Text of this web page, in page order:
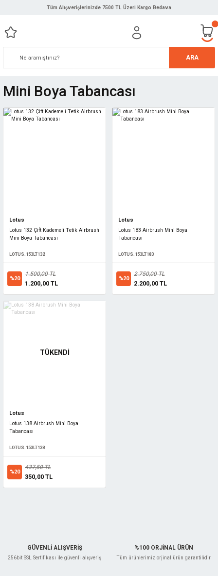
Tüm Alışverişlerinizde 7500 TL Üzeri Kargo Bedava
ARA
Mini Boya Tabancası
Lotus
Lotus 132 Çift Kademeli Tetik Airbrush
Mini Boya Tabancası
LOTUS.153LT132
%20
1.500,00 TL
1.200,00 TL
Lotus
Lotus 183 Airbrush Mini Boya
Tabancası
LOTUS.153LT183
%20
2.750,00 TL
2.200,00 TL
TÜKENDİ
Lotus
Lotus 138 Airbrush Mini Boya
Tabancası
LOTUS.153LT138
%20
437,50 TL
350,00 TL
GÜVENLİ ALIŞVERİŞ
256bit SSL Sertifikası ile güvenli alışveriş
%100 ORJİNAL ÜRÜN
Tüm ürünlerimiz orjinal ürün garantilidir